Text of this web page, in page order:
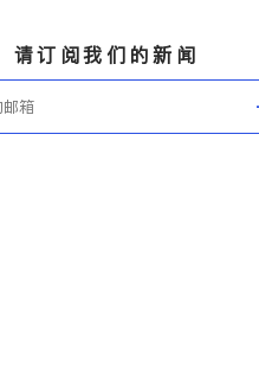
请订阅我们的新闻